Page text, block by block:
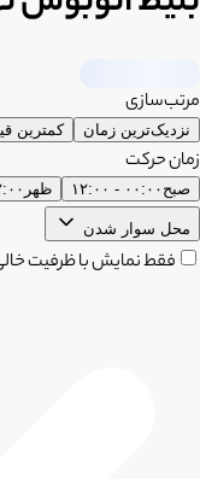
مرتب‌سازی
نزدیک‌ترین زمان کمترین
زمان حرکت
صبح ۰۰:۰۰ - ۱۲:۰۰ ظهر ۱۲:۰۰ -
محل سوار شدن
فقط نمایش با ظرفیت